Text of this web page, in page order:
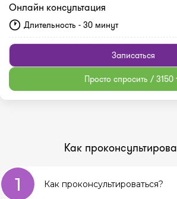
Онлайн консультация
Длительность - 30 минут
Записаться
Просто спросить / 3150
Как
1 Как проконсультироваться?